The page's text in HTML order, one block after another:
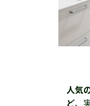
人気
ど、